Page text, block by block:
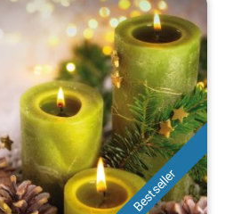
Bestseller